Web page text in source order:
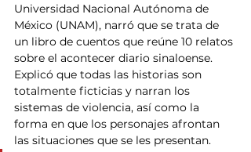
Universidad Nacional Autónoma de
México (UNAM), narró que se trata de
un libro de cuentos que reúne 10 relatos
sobre el acontecer diario sinaloense.
Explicó que todas las historias son
totalmente ficticias y narran los
sistemas de violencia, así como la
forma en que los personajes afrontan
las situaciones que se les presentan.